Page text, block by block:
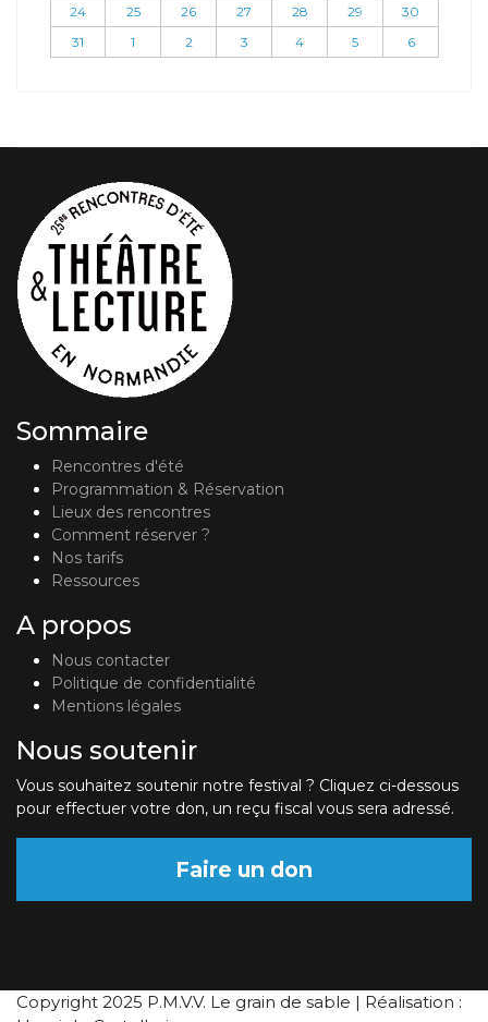
24
25 26 27 28 29
30
31
1 2 3 4 5 6
Sommaire
Rencontres d'été
Programmation & Réservation
Lieux des rencontres
Comment réserver ?
Nos tarifs
Ressources
A propos
Nous contacter
Politique de confidentialité
Mentions légales
Nous soutenir
Vous souhaitez soutenir notre festival ? Cliquez ci-dessous
pour effectuer votre don, un reçu fiscal vous sera adressé.
Faire un don
Copyright 2025 P.M.V.V. Le grain de sable | Réalisation :